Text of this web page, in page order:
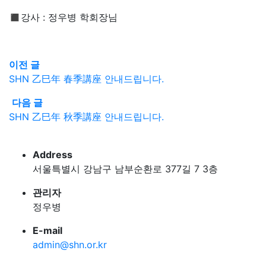
◼︎강사 : 정우병 학회장님
이전 글
SHN 乙巳年 春季講座 안내드립니다.
다음 글
SHN 乙巳年 秋季講座 안내드립니다.
Address
서울특별시 강남구 남부순환로 377길 7 3층
관리자
정우병
E-mail
admin@shn.or.kr